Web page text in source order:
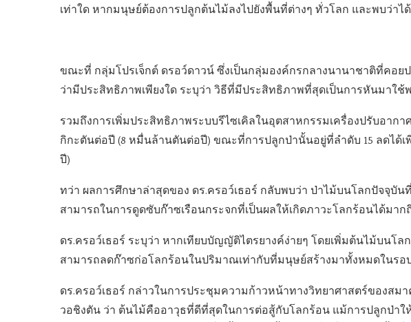
เท่าใด หากมนุษย์ต้องการปลูกต้นไม้ลงไปยังพื้นที่ต่างๆ ทั่วโลก และพบว่า
ขณะที่ กลุ่มโปรเจ็กต์ ดรอว์ดาวน์ ซึ่งเป็นกลุ่มองค์กรกลางนานาชาติที่คอย
ว่ามีประสิทธิภาพเพียงใด ระบุว่า วิธีที่มีประสิทธิภาพที่สุดเป็นการหันมาใช้
รวมถึงการเพิ่มประสิทธิภาพระบบรีไซเคิลในอุตสาหกรรมเครื่องปรับอากา
กิกะตันต่อปี (8 หมื่นล้านตันต่อปี) ขณะที่การปลูกป่านั้นอยู่ที่ลำดับ 15 ลดได้เ
ปี)
ทว่า ผลการศึกษาล่าสุดของ ดร.ครอว์เธอร์ กลับพบว่า ป่าไม้บนโลกปัจจุบั
สามารถในการดูดซับก๊าซเรือนกระจกที่เป็นผลให้เกิดภาวะโลกร้อนได้มาก
ดร.ครอว์เธอร์ ระบุว่า หากเทียบบัญญัติไตรยางค์ง่ายๆ โดยเพิ่มต้นไม้บนโล
สามารถลดก๊าซก่อโลกร้อนในปริมาณเท่ากับที่มนุษย์สร้างมาทั้งหมดในรอ
ดร.ครอว์เธอร์ กล่าวในการประชุมความก้าวหน้าทางวิทยาศาสตร์ของสม
วอชิงตัน ว่า ต้นไม้คืออาวุธที่ดีที่สุดในการต่อสู้กับโลกร้อน แม้การปลูกป่าใ